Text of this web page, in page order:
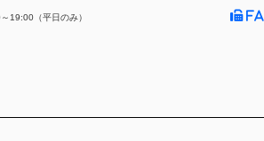
19:00（平日のみ）